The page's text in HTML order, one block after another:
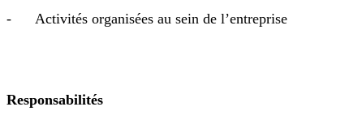
- Activités organisées au sein de l’entreprise
Responsabilités